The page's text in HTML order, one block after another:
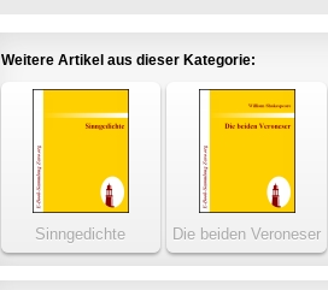
Weitere Artikel aus dieser Kategorie:
Sinngedichte Die beiden Veroneser